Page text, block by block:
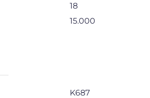
18
15.000
K687